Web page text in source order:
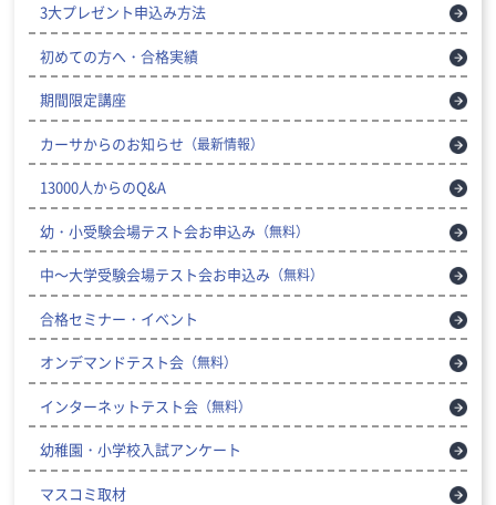
3大プレゼント申込み方法
初めての方へ・合格実績
期間限定講座
カーサからのお知らせ （最新情報）
13000人からのQ&A
幼・小受験会場テスト会お申込み （無料）
中～大学受験会場テスト会お申込み （無料）
合格セミナー・イベント
オンデマンドテスト会 （無料）
インターネットテスト会 （無料）
幼稚園・小学校入試アンケート
マスコミ取材